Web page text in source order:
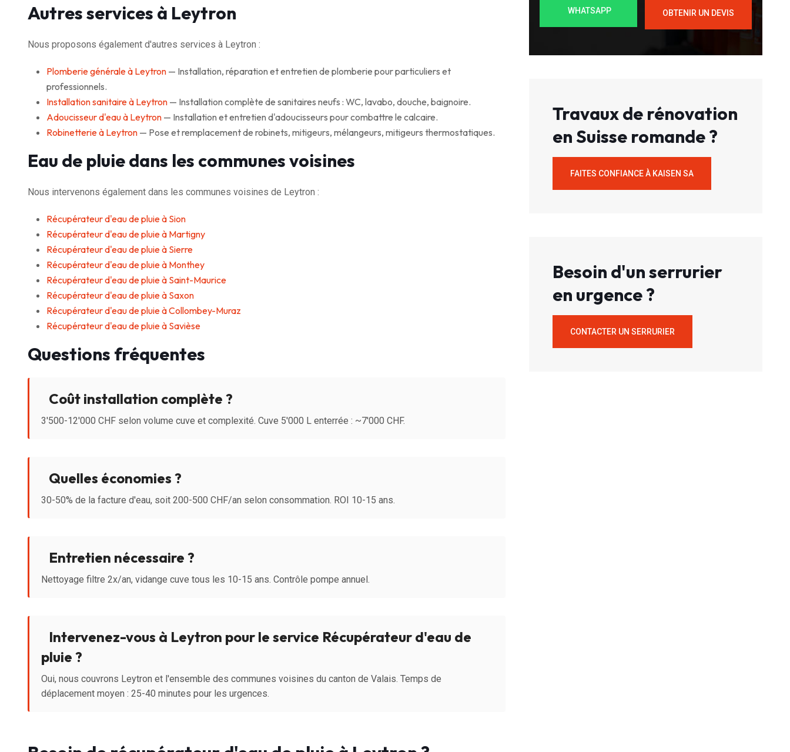
Autres services à Leytron
Nous proposons également d'autres services à Leytron :
Plomberie générale à Leytron — Installation, réparation et entretien de plomberie pour particuliers et
professionnels.
Installation sanitaire à Leytron — Installation complète de sanitaires neufs : WC, lavabo, douche, baignoire.
Adoucisseur d'eau à Leytron — Installation et entretien d'adoucisseurs pour combattre le calcaire.
Robinetterie à Leytron — Pose et remplacement de robinets, mitigeurs, mélangeurs, mitigeurs thermostatiques.
Eau de pluie dans les communes voisines
Nous intervenons également dans les communes voisines de Leytron :
Récupérateur d'eau de pluie à Sion
Récupérateur d'eau de pluie à Martigny
Récupérateur d'eau de pluie à Sierre
Récupérateur d'eau de pluie à Monthey
Récupérateur d'eau de pluie à Saint-Maurice
Récupérateur d'eau de pluie à Saxon
Récupérateur d'eau de pluie à Collombey-Muraz
Récupérateur d'eau de pluie à Savièse
Questions fréquentes
Coût installation complète ?
3'500-12'000 CHF selon volume cuve et complexité. Cuve 5'000 L enterrée : ~7'000 CHF.
Quelles économies ?
30-50% de la facture d'eau, soit 200-500 CHF/an selon consommation. ROI 10-15 ans.
Entretien nécessaire ?
Nettoyage filtre 2x/an, vidange cuve tous les 10-15 ans. Contrôle pompe annuel.
Intervenez-vous à Leytron pour le service Récupérateur d'eau de
pluie ?
Oui, nous couvrons Leytron et l'ensemble des communes voisines du canton de Valais. Temps de
déplacement moyen : 25-40 minutes pour les urgences.
WHATSAPP OBTENIR UN DEVIS
Travaux de rénovation
en Suisse romande ?
FAITES CONFIANCE À KAISEN SA
Besoin d'un serrurier
en urgence ?
CONTACTER UN SERRURIER